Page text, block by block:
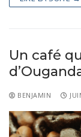
Un café
BENJAMIN